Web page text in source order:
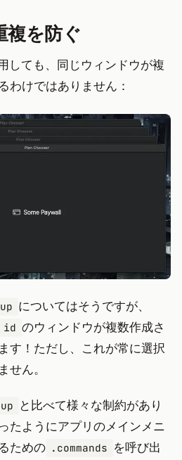
複を防ぐ
しても、同じウィンドウが複
わけではありません：
についてはそうですが、
id のウィンドウが複数作成さ
す！ただし、これが常に選択
せん。
と比べて様々な制約があり
たようにアプリのメインメニ
ための .commands を呼び出